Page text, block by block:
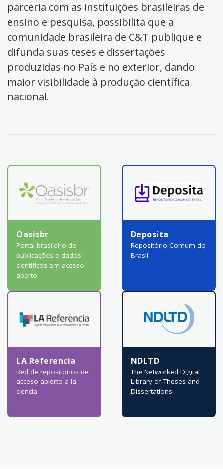
parceria com as instituições brasileiras de
ensino e pesquisa, possibilita que a
comunidade brasileira de C&T publique e
difunda suas teses e dissertações
produzidas no País e no exterior, dando
maior visibilidade à produção científica
nacional.
Oasisbr
Portal brasileiro de
publicações e dados
científicos em acesso
aberto
Deposita
Repositório Comum do
Brasil
LA Referencia
Red de repositorios de
acceso abierto a la
ciencia
NDLTD
The Networked Digital
Library of Theses and
Dissertations